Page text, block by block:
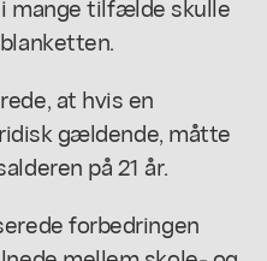
at hvis en
gældende, måtte
på 21 år.
forbedringen